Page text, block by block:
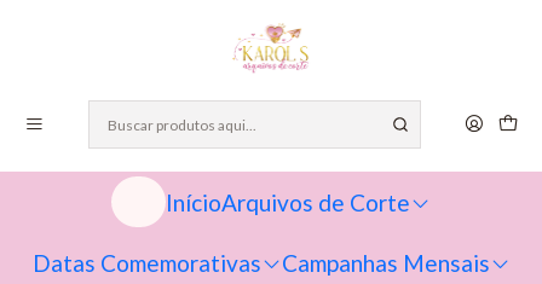
InícioArquivos de Corte
Datas Comemorativas Campanhas Mensais